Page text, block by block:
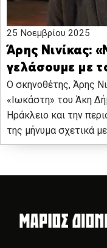
25 Νοεμβρίου 2025
Άρης Νινίκας:
γελάσουμε με
Ο σκηνοθέτης, Άρης
«Ιωκάστη» του Άκη
Ηράκλειο και την
της μήνυμα σχετικά